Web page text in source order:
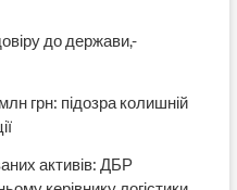
до держави,-
грн: підозра колишній
активів: ДБР